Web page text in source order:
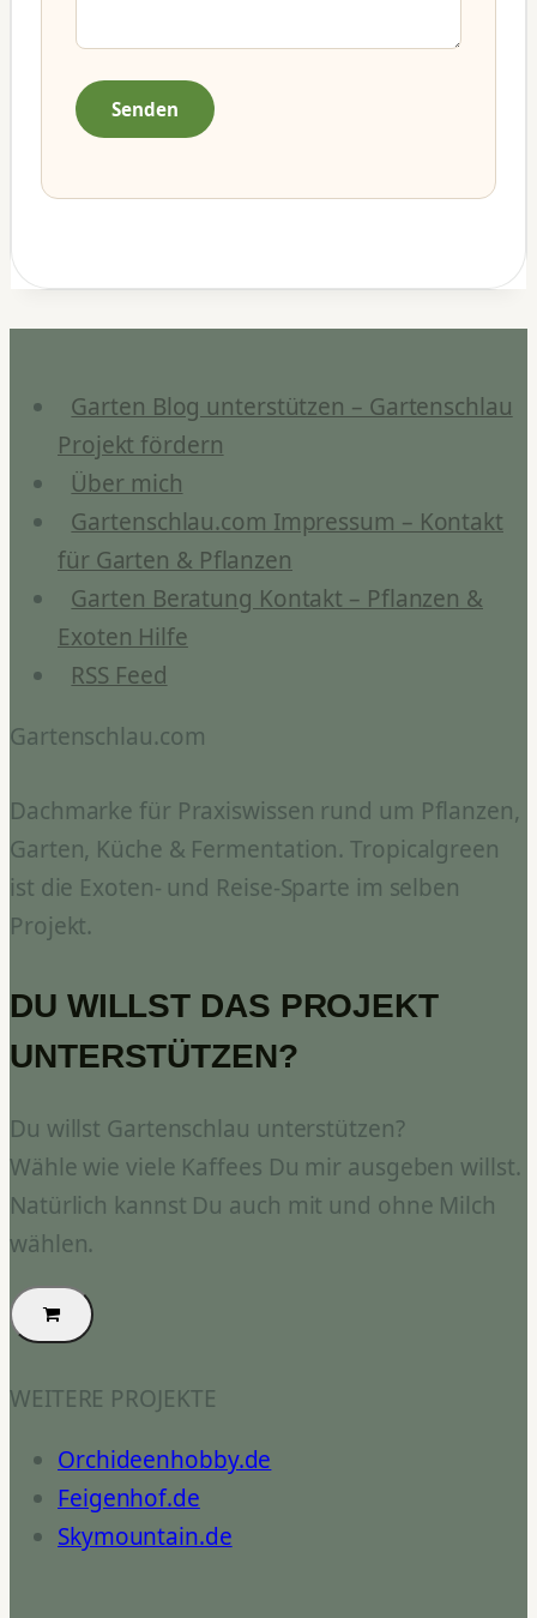
Garten Blog unterstützen – Gartenschlau
Projekt fördern
Über mich
Gartenschlau.com Impressum – Kontakt
für Garten & Pflanzen
Garten Beratung Kontakt – Pflanzen &
Exoten Hilfe
RSS Feed
Gartenschlau.com
Dachmarke für Praxiswissen rund um Pflanzen,
Garten, Küche & Fermentation. Tropicalgreen
ist die Exoten- und Reise-Sparte im selben
Projekt.
DU WILLST DAS PROJEKT
UNTERSTÜTZEN?
Du willst Gartenschlau unterstützen?
Wähle wie viele Kaffees Du mir ausgeben willst.
Natürlich kannst Du auch mit und ohne Milch
wählen.
WEITERE PROJEKTE
Orchideenhobby.de
Feigenhof.de
Skymountain.de